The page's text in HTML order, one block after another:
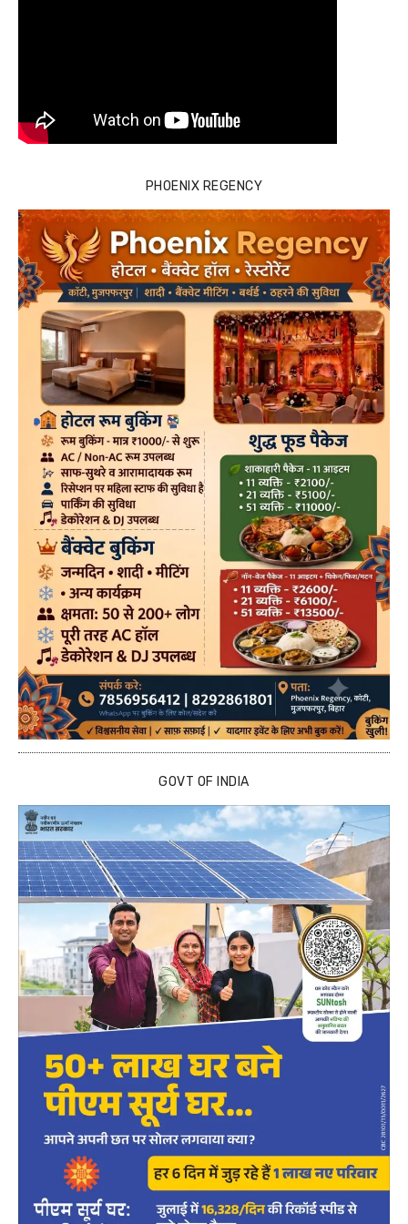
PHOENIX REGENCY
GOVT OF INDIA